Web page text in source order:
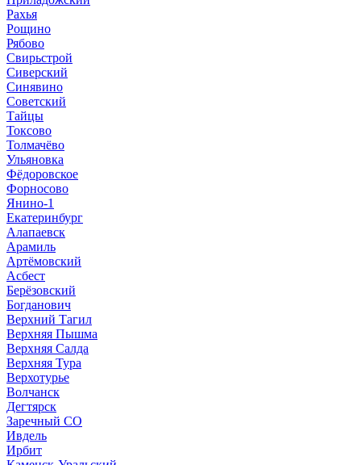
Рахья
Рощино
Рябово
Свирьстрой
Сиверский
Синявино
Советский
Тайцы
Токсово
Толмачёво
Ульяновка
Фёдоровское
Форносово
Янино-1
Екатеринбург
Алапаевск
Арамиль
Артёмовский
Асбест
Берёзовский
Богданович
Верхний Тагил
Верхняя Пышма
Верхняя Салда
Верхняя Тура
Верхотурье
Волчанск
Дегтярск
Заречный СО
Ивдель
Ирбит